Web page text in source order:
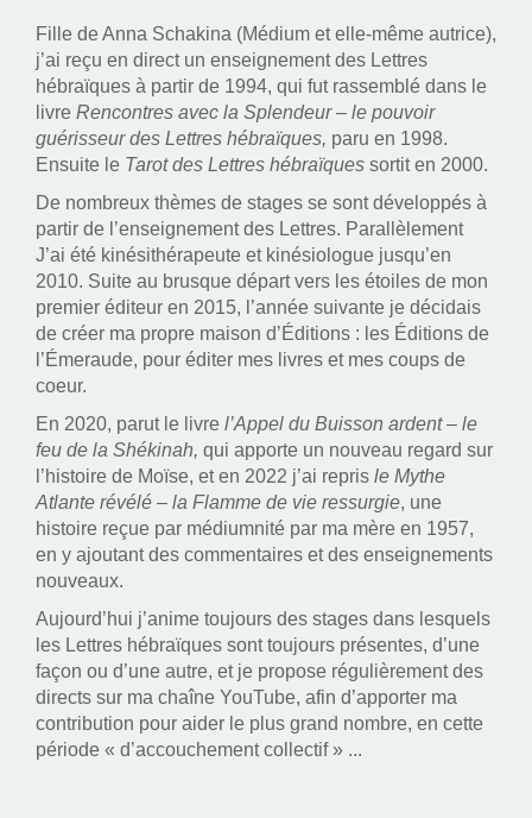
Fille de Anna Schakina (Médium et elle-même autrice),
j’ai reçu en direct un enseignement des Lettres
hébraïques à partir de 1994, qui fut rassemblé dans le
livre Rencontres avec la Splendeur – le pouvoir
guérisseur des Lettres hébraïques, paru en 1998.
Ensuite le Tarot des Lettres hébraïques sortit en 2000.
De nombreux thèmes de stages se sont développés à
partir de l’enseignement des Lettres. Parallèlement
J’ai été kinésithérapeute et kinésiologue jusqu’en
2010. Suite au brusque départ vers les étoiles de mon
premier éditeur en 2015, l’année suivante je décidais
de créer ma propre maison d’Éditions : les Éditions de
l’Émeraude, pour éditer mes livres et mes coups de
coeur.
En 2020, parut le livre l’Appel du Buisson ardent – le
feu de la Shékinah, qui apporte un nouveau regard sur
l’histoire de Moïse, et en 2022 j’ai repris le Mythe
Atlante révélé – la Flamme de vie ressurgie, une
histoire reçue par médiumnité par ma mère en 1957,
en y ajoutant des commentaires et des enseignements
nouveaux.
Aujourd’hui j’anime toujours des stages dans lesquels
les Lettres hébraïques sont toujours présentes, d’une
façon ou d’une autre, et je propose régulièrement des
directs sur ma chaîne YouTube, afin d’apporter ma
contribution pour aider le plus grand nombre, en cette
période « d’accouchement collectif » ...